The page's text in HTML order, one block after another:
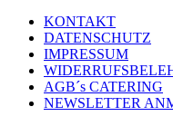
KONTAKT
DATENSCHUTZ
IMPRESSUM
AGB´s CATERING
NEWSLETTER